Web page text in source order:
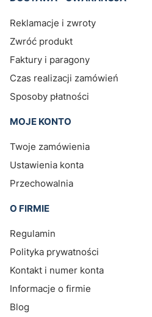
Reklamacje i zwroty
Zwróć produkt
Faktury i paragony
Czas realizacji zamówień
Sposoby płatności
MOJE KONTO
Twoje zamówienia
Ustawienia konta
Przechowalnia
O FIRMIE
Regulamin
Polityka prywatności
Kontakt i numer konta
Informacje o firmie
Blog